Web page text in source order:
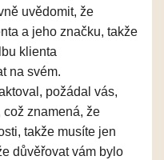
uvědomit, že
a jeho značku, takže
klienta
na svém.
požádal vás,
znamená, že
takže musíte jen
důvěřovatvám bylo